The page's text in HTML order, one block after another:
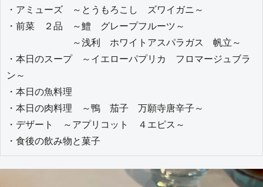
・アミューズ　～とうもろこし　ズワイガニ～
・前菜　２品　～鱧　グレープフルーツ～
～浅利　ホワイトアスパラガス　帆立～
・本日のスープ　～イエローパプリカ　フロマージュブラ
ン～
・本日の魚料理
・本日の肉料理　～鴨　茄子　万願寺唐辛子～
・デザート　～アプリコット　４エピス～
・食後の飲み物と菓子